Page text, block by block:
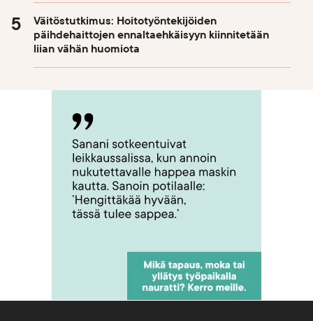
Väitöstutkimus: Hoitotyöntekijöiden
päihdehaittojen ennaltaehkäisyyn kiinnitetään
liian vähän huomiota